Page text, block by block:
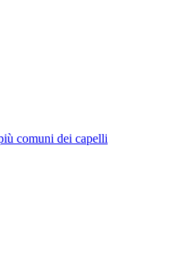
comuni dei capelli